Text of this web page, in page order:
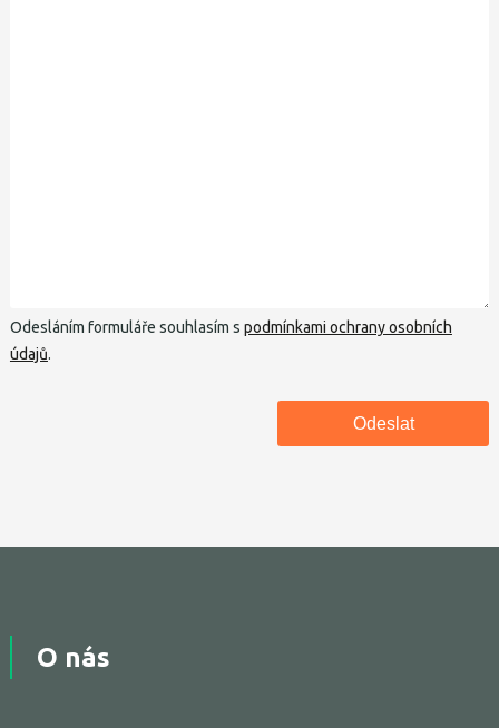
Odesláním formuláře souhlasím s podmínkami ochrany osobních
údajů.
O nás